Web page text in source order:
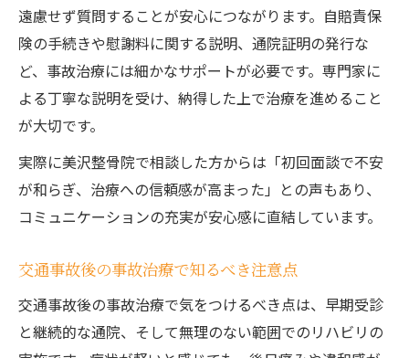
遠慮せず質問することが安心につながります。自賠責保
険の手続きや慰謝料に関する説明、通院証明の発行な
ど、事故治療には細かなサポートが必要です。専門家に
よる丁寧な説明を受け、納得した上で治療を進めること
が大切です。
実際に美沢整骨院で相談した方からは「初回面談で不安
が和らぎ、治療への信頼感が高まった」との声もあり、
コミュニケーションの充実が安心感に直結しています。
交通事故後の事故治療で知るべき注意点
交通事故後の事故治療で気をつけるべき点は、早期受診
と継続的な通院、そして無理のない範囲でのリハビリの